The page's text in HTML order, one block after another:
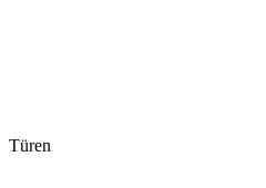
Türen